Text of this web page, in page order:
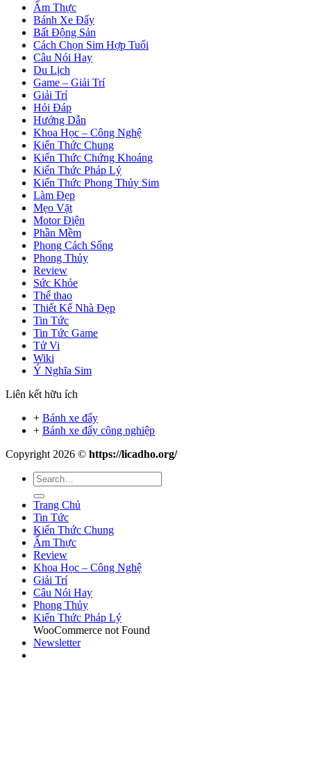
Ẩm Thực
Bánh Xe Đẩy
Bất Động Sản
Cách Chọn Sim Hợp Tuổi
Câu Nói Hay
Du Lịch
Game – Giải Trí
Giải Trí
Hỏi Đáp
Hướng Dẫn
Khoa Học – Công Nghệ
Kiến Thức Chung
Kiến Thức Chứng Khoáng
Kiến Thức Pháp Lý
Kiến Thức Phong Thủy Sim
Làm Đẹp
Mẹo Vặt
Motor Điện
Phần Mềm
Phong Cách Sống
Phong Thủy
Review
Sức Khỏe
Thể thao
Thiết Kế Nhà Đẹp
Tin Tức
Tin Tức Game
Tử Vi
Wiki
Ý Nghĩa Sim
Liên kết hữu ích
+ Bánh xe đẩy
+ Bánh xe đẩy công nghiệp
Copyright 2026 © https://licadho.org/
Trang Chủ
Tin Tức
Kiến Thức Chung
Ẩm Thực
Review
Khoa Học – Công Nghệ
Giải Trí
Câu Nói Hay
Phong Thủy
Kiến Thức Pháp Lý
WooCommerce not Found
Newsletter